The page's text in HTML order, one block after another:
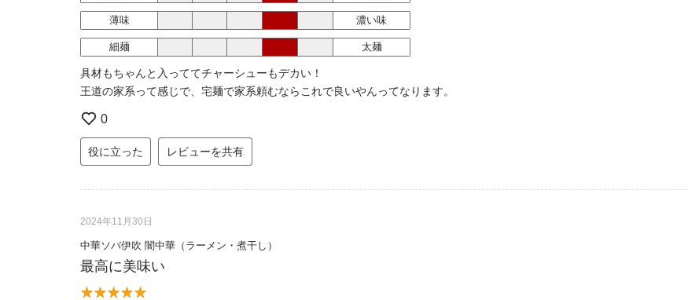
薄味 濃い味
細麺 太麺
具材もちゃんと入っててチャーシューもデカい！
王道の家系って感じで、宅麺で家系頼むならこれで良いやんってなります。
0
役に立った レビューを共有
2024年11月30日
中華ソバ伊吹 闇中華（ラーメン・煮干し）
最高に美味い